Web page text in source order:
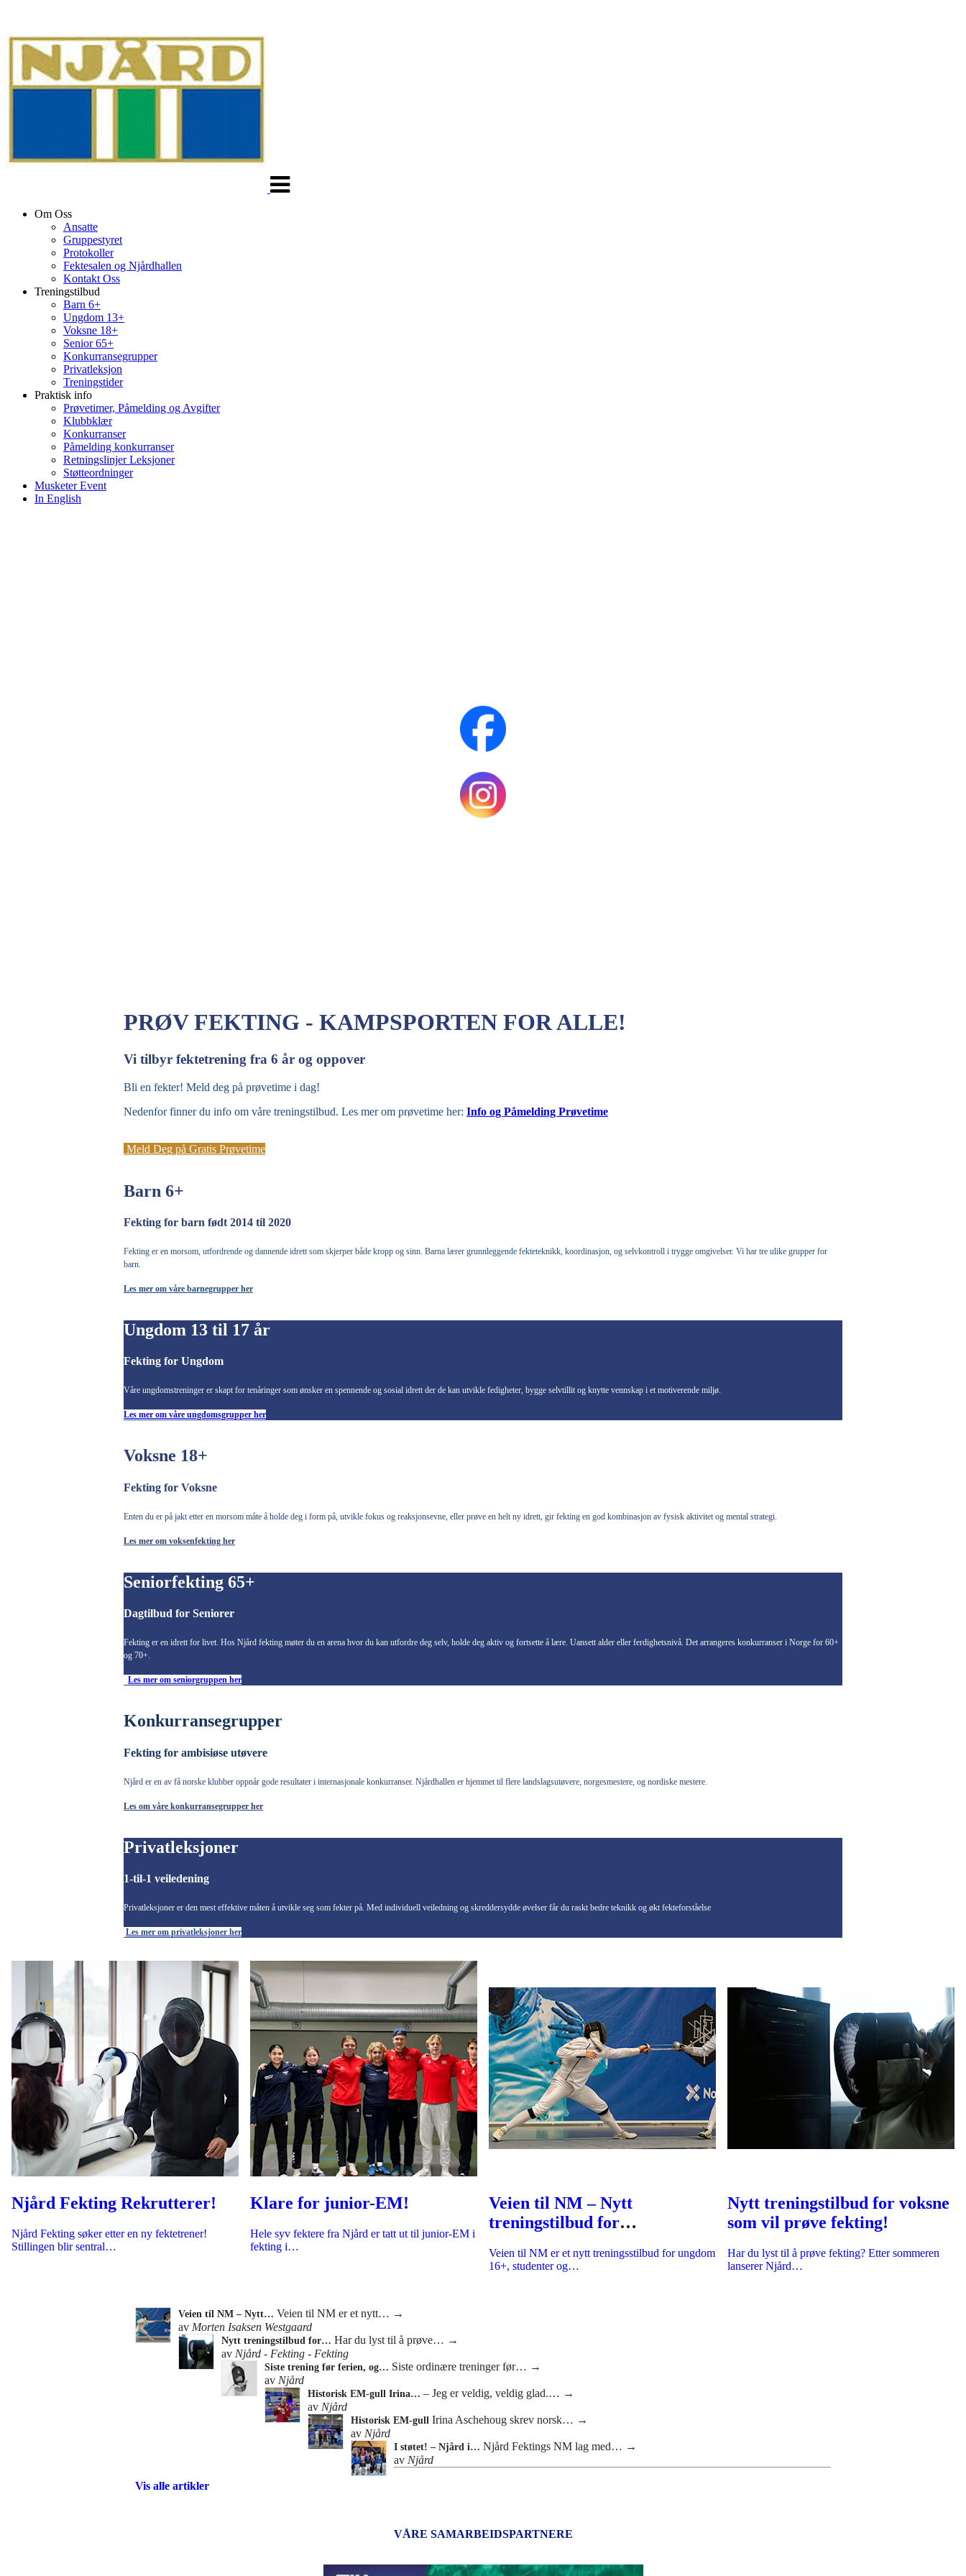
Om Oss
Ansatte
Gruppestyret
Protokoller
Fektesalen og Njårdhallen
Kontakt Oss
Treningstilbud
Barn 6+
Ungdom 13+
Voksne 18+
Senior 65+
Konkurransegrupper
Privatleksjon
Treningstider
Praktisk info
Prøvetimer, Påmelding og Avgifter
Klubbklær
Konkurranser
Påmelding konkurranser
Retningslinjer Leksjoner
Støtteordninger
Musketer Event
In English
PRØV FEKTING - KAMPSPORTEN FOR ALLE!
Vi tilbyr fektetrening fra 6 år og oppover
Bli en fekter! Meld deg på prøvetime i dag!
Nedenfor finner du info om våre treningstilbud. Les mer om prøvetime her: Info og Påmelding Prøvetime
Meld Deg på Gratis Prøvetime
Barn 6+
Fekting for barn født 2014 til 2020
Fekting er en morsom, utfordrende og dannende idrett som skjerper både kropp og sinn. Barna lærer grunnleggende fekteteknikk, koordinasjon, og selvkontroll i trygge omgivelser. Vi har tre ulike grupper for
barn.
Les mer om våre barnegrupper her
Ungdom 13 til 17 år
Fekting for Ungdom
Våre ungdomstreninger er skapt for tenåringer som ønsker en spennende og sosial idrett der de kan utvikle fedigheter, bygge selvtillit og knytte vennskap i et motiverende miljø.
Les mer om våre ungdomsgrupper her
Voksne 18+
Fekting for Voksne
Enten du er på jakt etter en morsom måte å holde deg i form på, utvikle fokus og reaksjonsevne, eller prøve en helt ny idrett, gir fekting en god kombinasjon av fysisk aktivitet og mental strategi.
Les mer om voksenfekting her
Seniorfekting 65+
Dagtilbud for Seniorer
Fekting er en idrett for livet. Hos Njård fekting møter du en arena hvor du kan utfordre deg selv, holde deg aktiv og fortsette å lære. Uansett alder eller ferdighetsnivå. Det arrangeres konkurranser i Norge for 60+
og 70+.
Les mer om seniorgruppen her
Konkurransegrupper
Fekting for ambisiøse utøvere
Njård er en av få norske klubber oppnår gode resultater i internasjonale konkurranser. Njårdhallen er hjemmet til flere landslagsutøvere, norgesmestere, og nordiske mestere.
Les om våre konkurransegrupper her
Privatleksjoner
1-til-1 veiledening
Privatleksjoner er den mest effektive måten å utvikle seg som fekter på. Med individuell veiledning og skreddersydde øvelser får du raskt bedre teknikk og økt fekteforståelse
Les mer om privatleksjoner her
Njård Fekting Rekrutterer!
Njård Fekting søker etter en ny fektetrener!
Stillingen blir sentral…
Klare for junior-EM!
Hele syv fektere fra Njård er tatt ut til junior-EM i
fekting i…
Veien til NM – Nytt
treningstilbud for
Veien til NM er et nytt treningsstilbud for ungdom
16+, studenter og…
Nytt treningstilbud for voksne
som vil prøve fekting!
Har du lyst til å prøve fekting? Etter sommeren
lanserer Njård…
Veien til NM – Nytt… Veien til NM er et nytt… →
av Morten Isaksen Westgaard
Nytt treningstilbud for… Har du lyst til å prøve… →
av Njård - Fekting - Fekting
Siste trening før ferien, og… Siste ordinære treninger før… →
av Njård
Historisk EM-gull Irina… – Jeg er veldig, veldig glad.… →
av Njård
Historisk EM-gull Irina Aschehoug skrev norsk… →
av Njård
I støtet! – Njård i… Njård Fektings NM lag med… →
av Njård
Vis alle artikler
VÅRE SAMARBEIDSPARTNERE